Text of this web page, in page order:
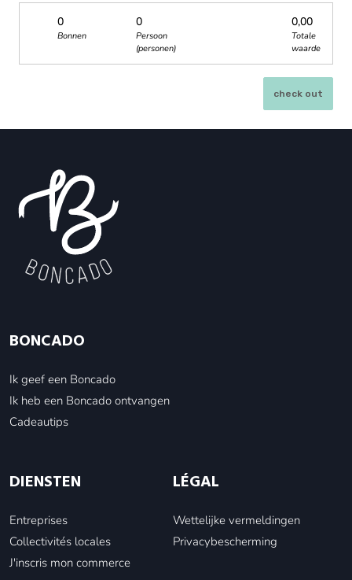
0
Bonnen
0
Persoon
(personen)
0,00
Totale
waarde
check out
BONCADO
Ik geef een Boncado
Ik heb een Boncado ontvangen
Cadeautips
DIENSTEN
Entreprises
Collectivités locales
J'inscris mon commerce
LÉGAL
Wettelijke vermeldingen
Privacybescherming